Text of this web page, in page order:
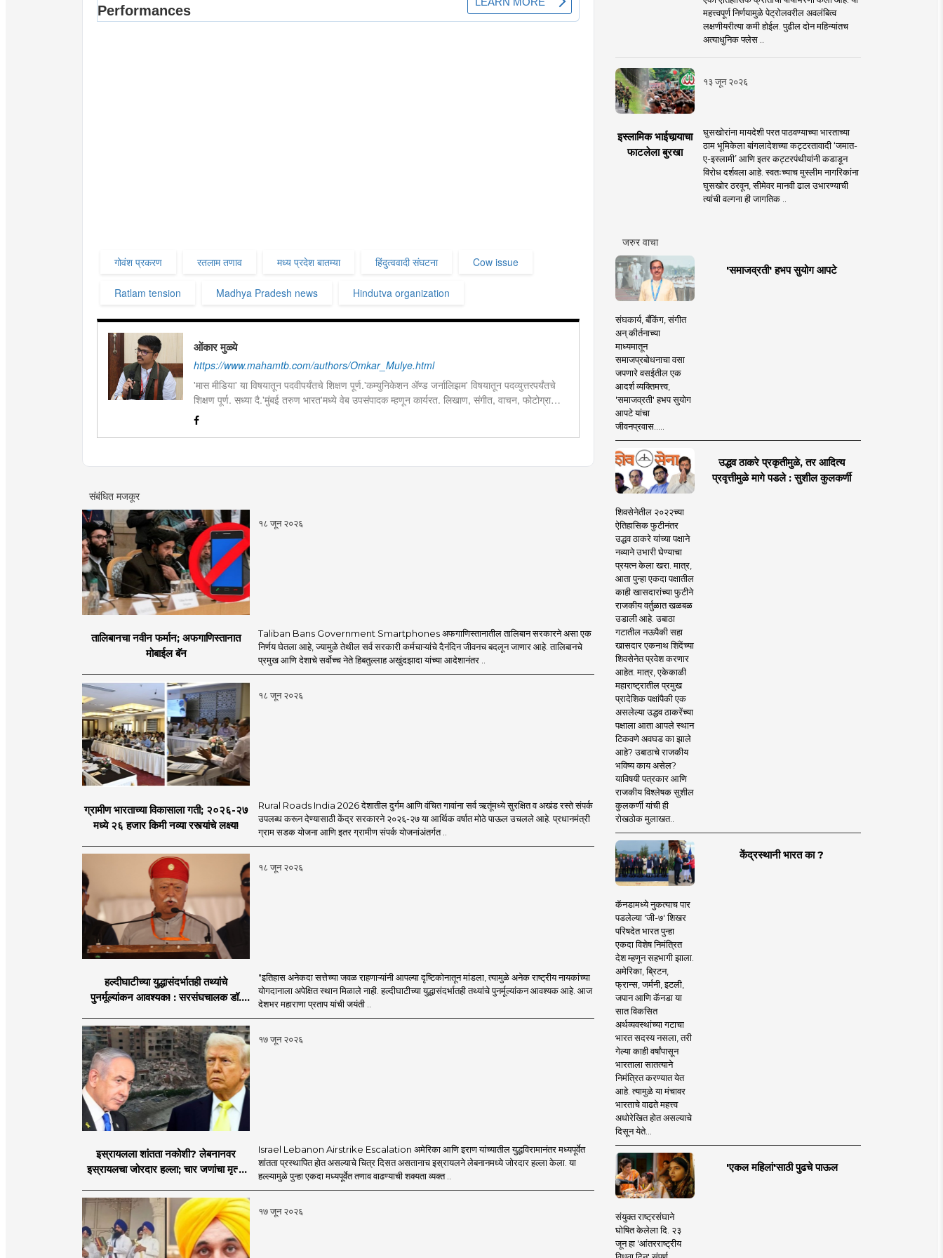
गोवंश प्रकरण रतलाम तणाव मध्य प्रदेश बातम्या हिंदुत्ववादी संघटना Cow issue
Ratlam tension Madhya Pradesh news Hindutva organization
ओंकार मुळ्ये
https://www.mahamtb.com/authors/Omkar_Mulye.html
'मास मीडिया' या विषयातून पदवीपर्यंतचे शिक्षण पूर्ण.'कम्युनिकेशन ॲण्ड जर्नालिझम' विषयातून पदव्युत्तरपर्यंतचे
शिक्षण पूर्ण. सध्या दै.'मुंबई तरुण भारत'मध्ये वेब उपसंपादक म्हणून कार्यरत. लिखाण, संगीत, वाचन, फोटोग्राफी,
इ.ची आवड.लिवोग्राफी भाषाशैलीत विशेष प्रावीण्य.बालपणापासून रा.स्व.संघाचा स्वयंसेवक
संबंधित मजकूर
१८ जून २०२६
तालिबानचा नवीन फर्मान; अफगाणिस्तानात
मोबाईल बॅन
Taliban Bans Government Smartphones अफगाणिस्तानातील तालिबान सरकारने असा एक
निर्णय घेतला आहे, ज्यामुळे तेथील सर्व सरकारी कर्मचाऱ्यांचे दैनंदिन जीवनच बदलून जाणार आहे. तालिबानचे
प्रमुख आणि देशाचे सर्वोच्च नेते हिबतुल्लाह अखुंदझादा यांच्या आदेशानंतर ..
१८ जून २०२६
ग्रामीण भारताच्या विकासाला गती; २०२६-२७
मध्ये २६ हजार किमी नव्या रस्त्यांचे लक्ष्य!
Rural Roads India 2026 देशातील दुर्गम आणि वंचित गावांना सर्व ऋतूंमध्ये सुरक्षित व अखंड रस्ते संपर्क
उपलब्ध करून देण्यासाठी केंद्र सरकारने २०२६-२७ या आर्थिक वर्षात मोठे पाऊल उचलले आहे. प्रधानमंत्री
ग्राम सडक योजना आणि इतर ग्रामीण संपर्क योजनांअंतर्गत ..
१८ जून २०२६
हल्दीघाटीच्या युद्धासंदर्भातही तथ्यांचे
पुनर्मूल्यांकन आवश्यक! : सरसंघचालक डॉ.
"इतिहास अनेकदा सत्तेच्या जवळ राहणाऱ्यांनी आपल्या दृष्टिकोनातून मांडला, त्यामुळे अनेक राष्ट्रीय नायकांच्या
योगदानाला अपेक्षित स्थान मिळाले नाही. हल्दीघाटीच्या युद्धासंदर्भातही तथ्यांचे पुनर्मूल्यांकन आवश्यक आहे. आज
देशभर महाराणा प्रताप यांची जयंती ..
१७ जून २०२६
इस्रायलला शांतता नकोशी? लेबनानवर
इस्रायलचा जोरदार हल्ला; चार जणांचा मृत्यू,
Israel Lebanon Airstrike Escalation अमेरिका आणि इराण यांच्यातील युद्धविरामानंतर मध्यपूर्वेत
शांतता प्रस्थापित होत असल्याचे चित्र दिसत असतानाच इस्रायलने लेबनानमध्ये जोरदार हल्ला केला. या
हल्ल्यामुळे पुन्हा एकदा मध्यपूर्वेत तणाव वाढण्याची शक्यता व्यक्त ..
१७ जून २०२६
महत्त्वपूर्ण निर्णयामुळे पेट्रोलवरील अवलंबित्व
लक्षणीयरीत्या कमी होईल. पुढील दोन महिन्यांतच
अत्याधुनिक फ्लेस ..
१३ जून २०२६
इस्लामिक भाईचार्‍याचा
फाटलेला बुरखा
घुसखोरांना मायदेशी परत पाठवण्याच्या भारताच्या
ठाम भूमिकेला बांगलादेशच्या कट्टरतावादी ‘जमात-
ए-इस्लामी’ आणि इतर कट्टरपंथीयांनी कडाडून
विरोध दर्शवला आहे. स्वतःच्याच मुस्लीम नागरिकांना
घुसखोर ठरवून, सीमेवर मानवी ढाल उभारण्याची
त्यांची वल्गना ही जागतिक ..
जरुर वाचा
'समाजव्रती' हभप सुयोग आपटे
संघकार्य, बँकिंग, संगीत
अन् कीर्तनाच्या
माध्यमातून
समाजप्रबोधनाचा वसा
जपणारे वसईतील एक
आदर्श व्यक्तिमत्त्व,
'समाजव्रती' हभप सुयोग
आपटे यांचा
जीवनप्रवास.....
उद्धव ठाकरे प्रकृतीमुळे, तर आदित्य
प्रवृत्तीमुळे मागे पडले : सुशील कुलकर्णी
शिवसेनेतील २०२२च्या
ऐतिहासिक फुटीनंतर
उद्धव ठाकरे यांच्या पक्षाने
नव्याने उभारी घेण्याचा
प्रयत्न केला खरा. मात्र,
आता पुन्हा एकदा पक्षातील
काही खासदारांच्या फुटीने
राजकीय वर्तुळात खळबळ
उडाली आहे. उबाठा
गटातील नऊपैकी सहा
खासदार एकनाथ शिंदेंच्या
शिवसेनेत प्रवेश करणार
आहेत. मात्र, एकेकाळी
महाराष्ट्रातील प्रमुख
प्रादेशिक पक्षांपैकी एक
असलेल्या उद्धव ठाकरेंच्या
पक्षाला आता आपले स्थान
टिकवणे अवघड का झाले
आहे? उबाठाचे राजकीय
भविष्य काय असेल?
याविषयी पत्रकार आणि
राजकीय विश्लेषक सुशील
कुलकर्णी यांची ही
रोखठोक मुलाखत..
केंद्रस्थानी भारत का ?
कॅनडामध्ये नुकत्याच पार
पडलेल्या 'जी-७' शिखर
परिषदेत भारत पुन्हा
एकदा विशेष निमंत्रित
देश म्हणून सहभागी झाला.
अमेरिका, ब्रिटन,
फ्रान्स, जर्मनी, इटली,
जपान आणि कॅनडा या
सात विकसित
अर्थव्यवस्थांच्या गटाचा
भारत सदस्य नसला, तरी
गेल्या काही वर्षांपासून
भारताला सातत्याने
निमंत्रित करण्यात येत
आहे. त्यामुळे या मंचावर
भारताचे वाढते महत्त्व
अधोरेखित होत असल्याचे
दिसून येते...
'एकल महिलां'साठी पुढचे पाऊल
संयुक्त राष्ट्रसंघाने
घोषित केलेला दि. २३
जून हा 'आंतरराष्ट्रीय